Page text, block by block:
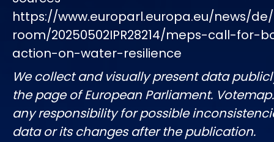
https://www.europarl.europa.eu/news/
room/20250502IPR28214/meps-call-for-
action-on-water-resilience
We collect and visually present data
the page of European Parliament.
any responsibility for possible
data or its changes after the publication.